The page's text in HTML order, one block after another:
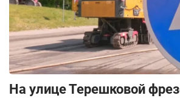
На улице Терешковой